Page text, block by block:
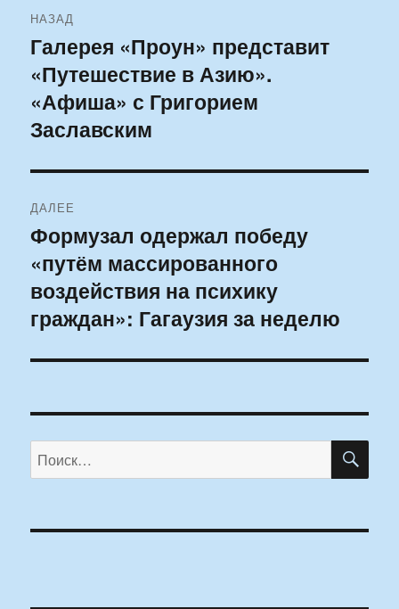
по
записям
НАЗАД
Предыдущая
запись:
Галерея «Проун» представит
«Путешествие в Азию».
«Афиша» с Григорием
Заславским
ДАЛЕЕ
Следующая
запись:
Формузал одержал победу
«путём массированного
воздействия на психику
граждан»: Гагаузия за неделю
Искать: